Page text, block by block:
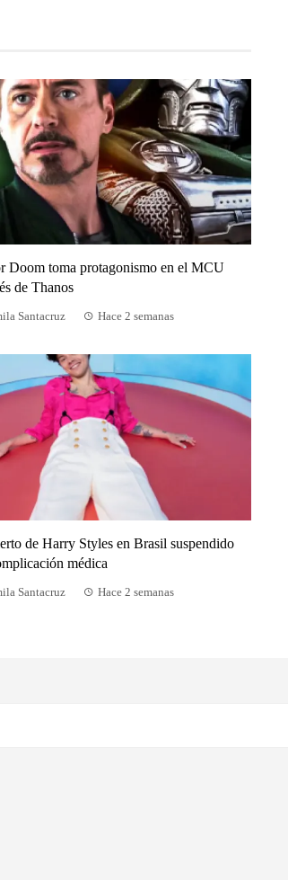
Doom toma protagonismo en el MCU
de Thanos
Santacruz Hace 2 semanas
de Harry Styles en Brasil suspendido
médica
Santacruz Hace 2 semanas